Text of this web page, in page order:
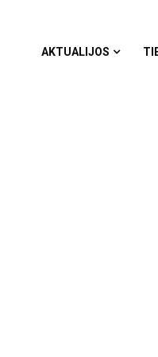
AKTUALIJOS